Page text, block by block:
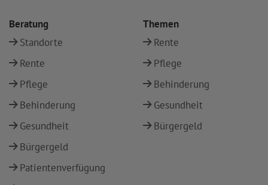
Beratung
Standorte
Rente
Pflege
Behinderung
Gesundheit
Bürgergeld
Patientenverfügung
Themen
Rente
Pflege
Behinderung
Gesundheit
Bürgergeld